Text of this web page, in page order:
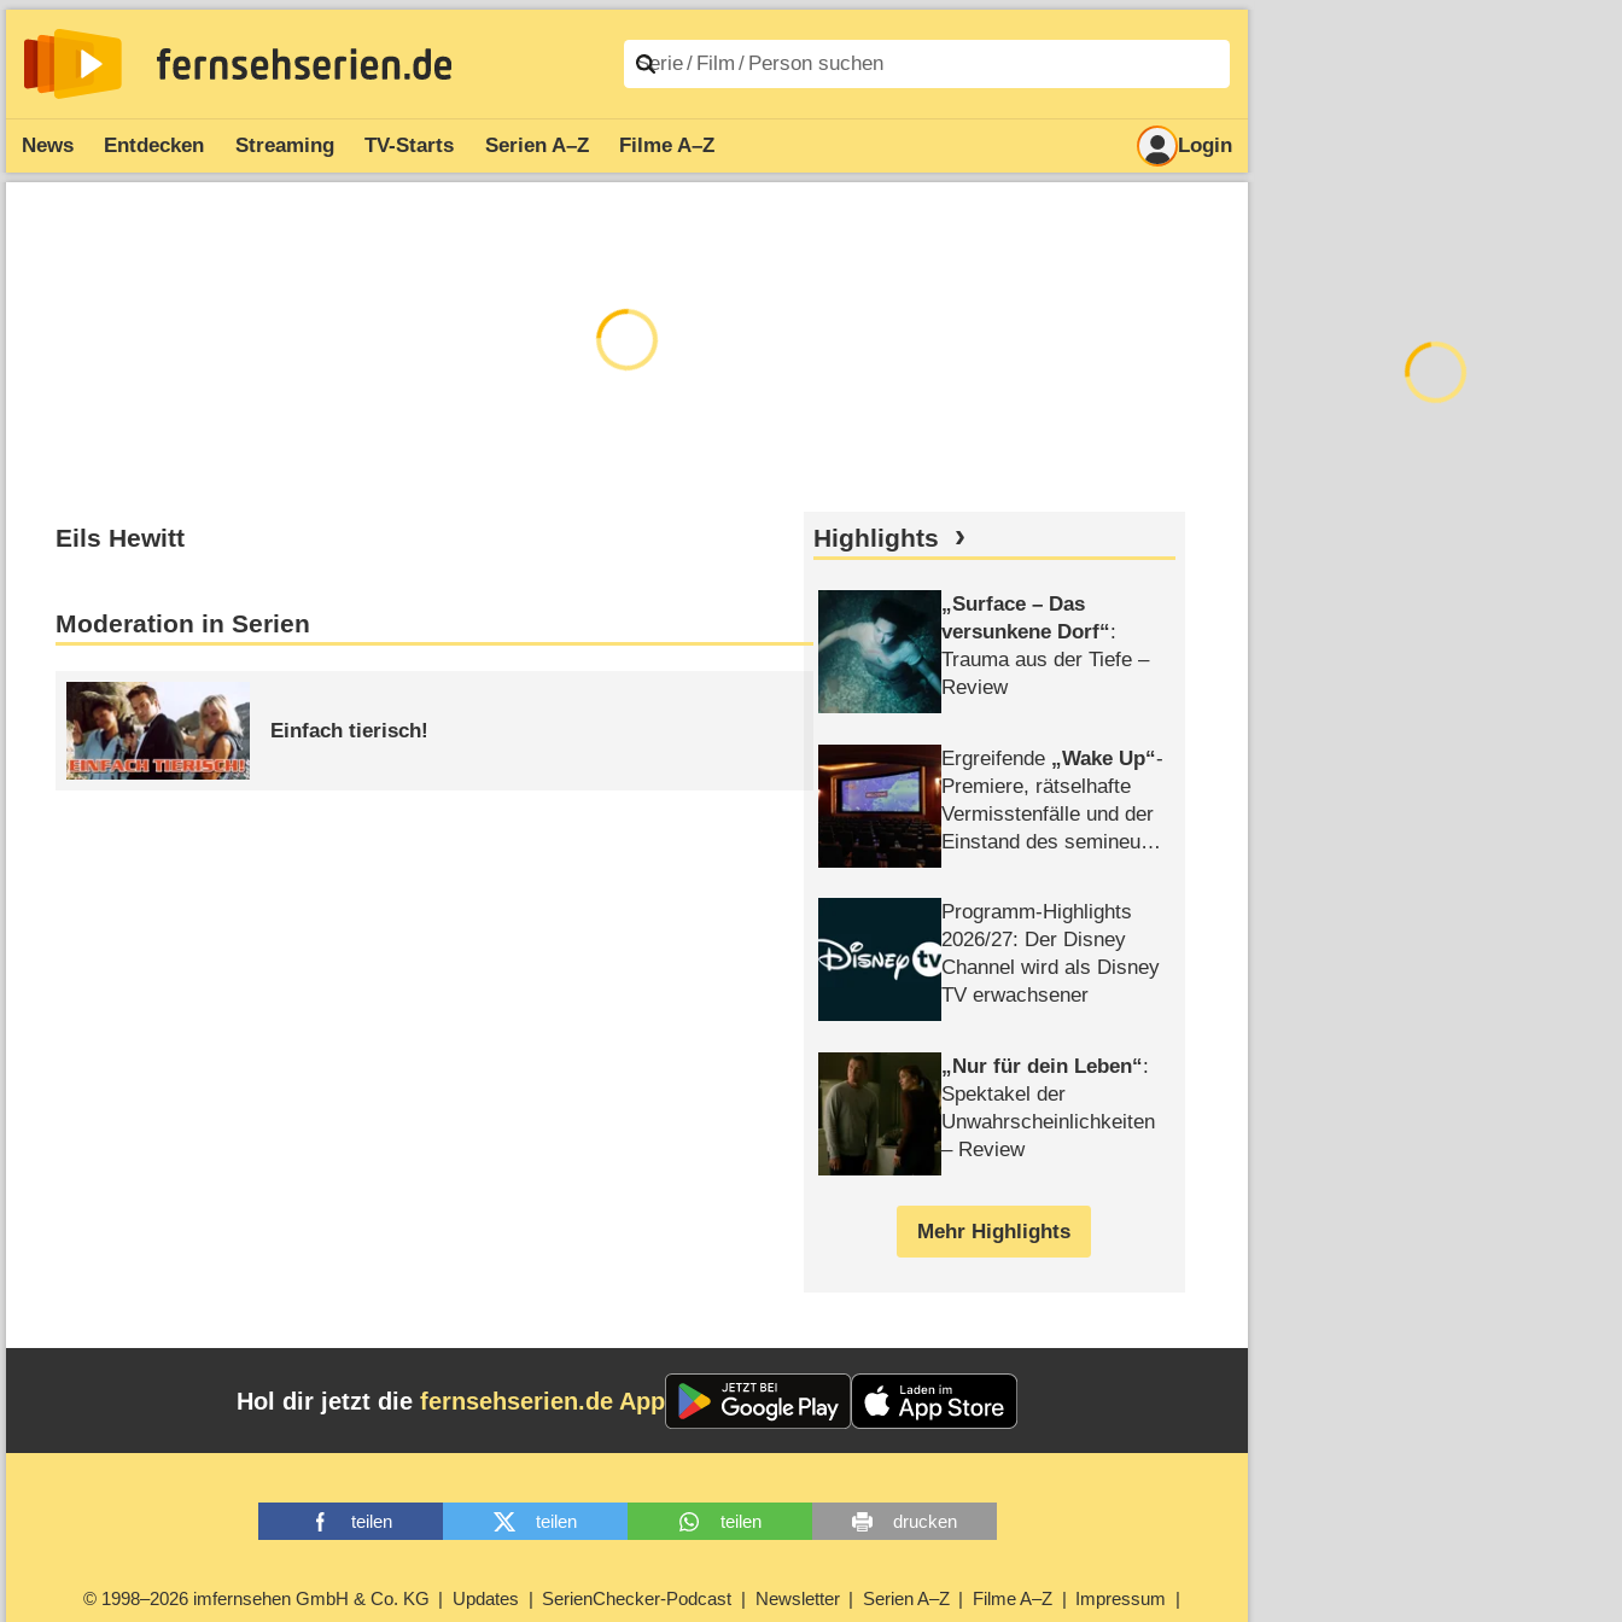
News Entdecken Streaming TV-Starts Serien A–Z Filme A–Z Login
Eils Hewitt
Moderation in Serien
Einfach tierisch!
Highlights
Surface – Das
versunkene Dorf :
Trauma aus der Tiefe –
Review
Ergreifende Wake Up -
Premiere, rätselhafte
Vermisstenfälle und der
Einstand des semineuen
Programm-Highlights
2026/​27: Der Disney
Channel wird als Disney
TV erwachsener
Nur für dein Leben :
Spektakel der
Unwahrscheinlichkeiten
– Review
Mehr Highlights
Hol dir jetzt die fernsehserien.de App
teilen teilen teilen drucken
© 1998–2026 imfernsehen GmbH & Co. KG Updates SerienChecker-Podcast Newsletter Serien A–Z Filme A–Z Impressum